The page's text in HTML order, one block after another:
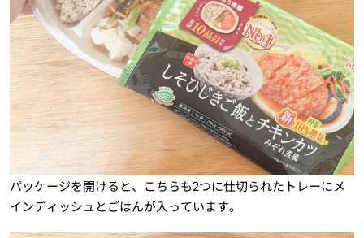
パッケージを開けると、こちらも2つに仕切られたトレーにメ
インディッシュとごはんが入っています。